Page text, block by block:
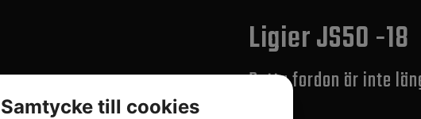
Ligier JS50 -18
Detta fordon är inte
Samtycke till cookies